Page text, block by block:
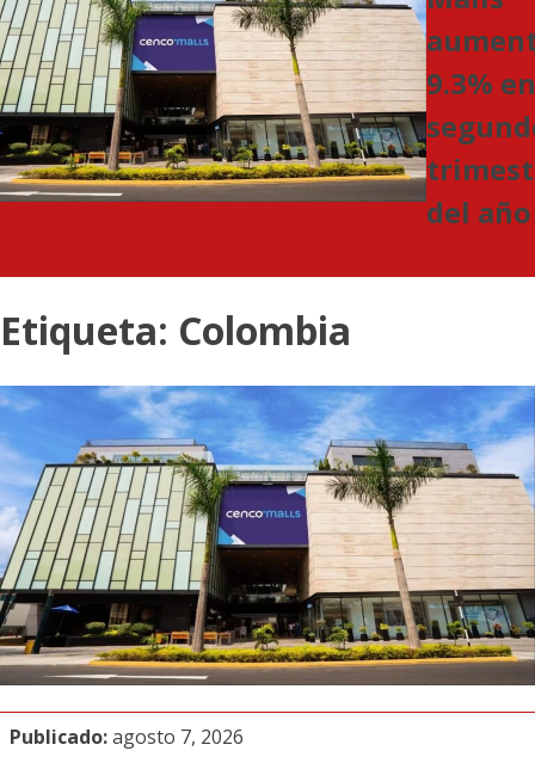
9.3%
del año
Etiqueta: Colombia
Publicado:agosto 7, 2026